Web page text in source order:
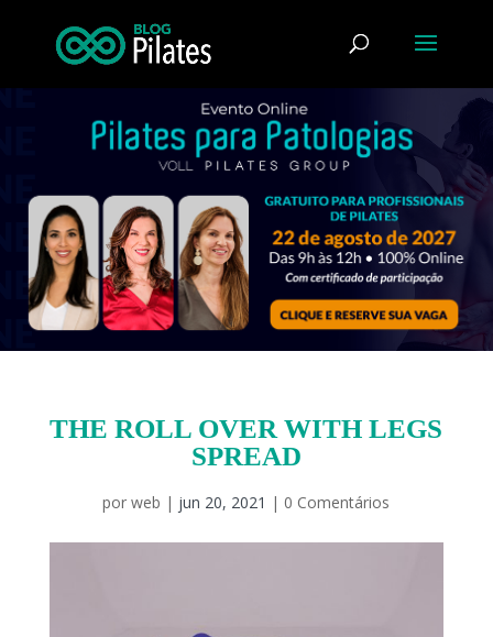
THE ROLL OVER WITH LEGS
SPREAD
porweb | jun 20, 2021 | 0 Comentários